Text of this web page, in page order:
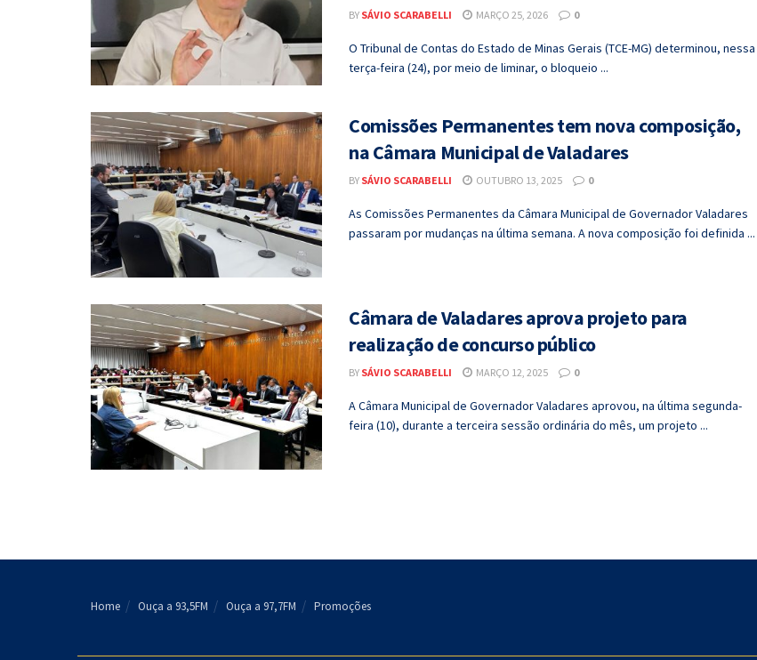
BY SÁVIO SCARABELLI MARÇO 25, 2026 0
O Tribunal de Contas do Estado de Minas Gerais (TCE-MG) determinou, nessa
terça-feira (24), por meio de liminar, o bloqueio ...
Comissões Permanentes tem nova composição,
na Câmara Municipal de Valadares
BY SÁVIO SCARABELLI OUTUBRO 13, 2025 0
As Comissões Permanentes da Câmara Municipal de Governador Valadares
passaram por mudanças na última semana. A nova composição foi definida ...
Câmara de Valadares aprova projeto para
realização de concurso público
BY SÁVIO SCARABELLI MARÇO 12, 2025 0
A Câmara Municipal de Governador Valadares aprovou, na última segunda-
feira (10), durante a terceira sessão ordinária do mês, um projeto ...
Home Ouça a 93,5FM Ouça a 97,7FM Promoções